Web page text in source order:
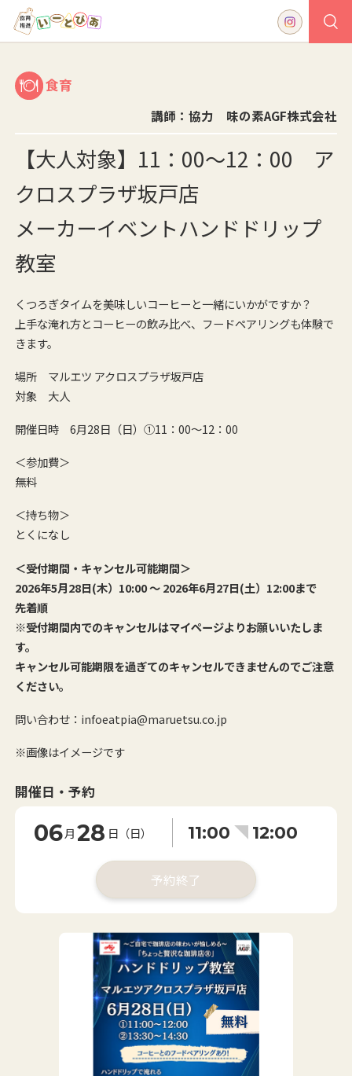
食育
講師：協力 味の素AGF株式会社
【大人対象】11：00～12：00 ア
クロスプラザ坂戸店
メーカーイベントハンドドリップ
教室
くつろぎタイムを美味しいコーヒーと一緒にいかがですか？
上手な淹れ方とコーヒーの飲み比べ、フードペアリングも体験で
きます。
場所 マルエツ アクロスプラザ坂戸店
対象 大人
開催日時 6月28日（日）①11：00～12：00
＜参加費＞
無料
＜持ち物＞
とくになし
＜受付期間・キャンセル可能期間＞
2026年5月28日(木）10:00 ～ 2026年6月27日(土）12:00まで
先着順
※受付期間内でのキャンセルはマイページよりお願いいたしま
す。
キャンセル可能期限を過ぎてのキャンセルできませんのでご注意
ください。
問い合わせ：infoeatpia@maruetsu.co.jp
※画像はイメージです
開催日・予約
06月 28 日（日） 11:00 12:00
予約終了